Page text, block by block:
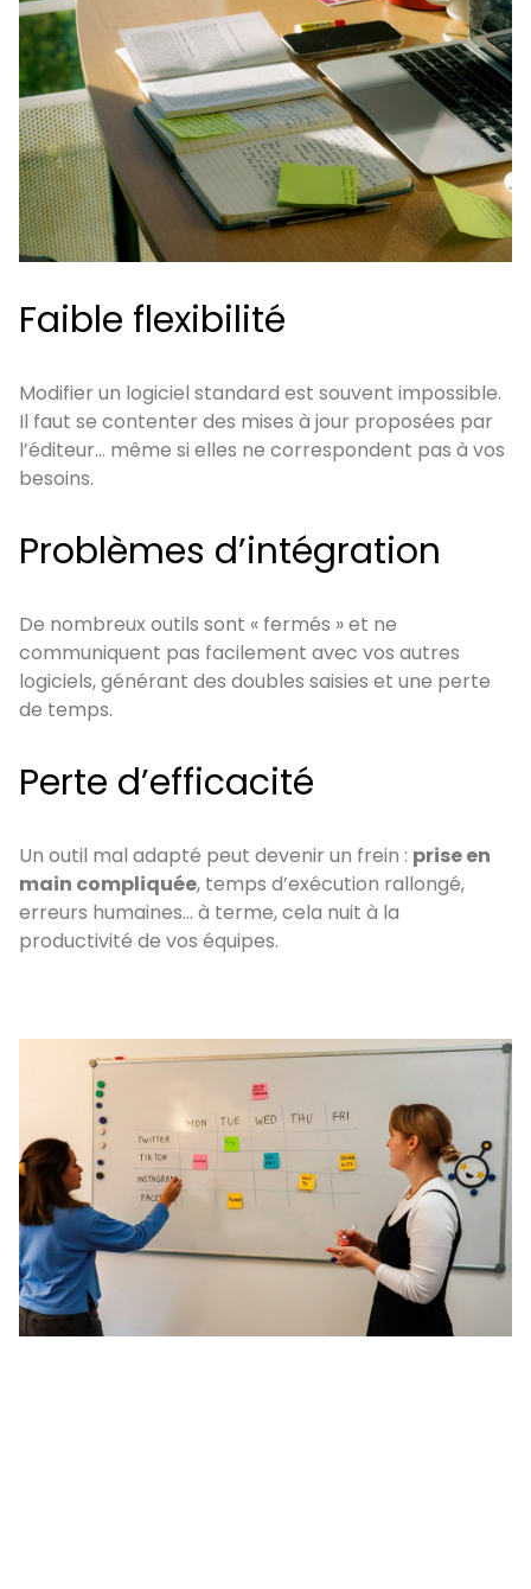
Faible flexibilité
Modifier un logiciel standard est souvent impossible.
Il faut se contenter des mises à jour proposées par
l’éditeur… même si elles ne correspondent pas à vos
besoins.
Problèmes d’intégration
De nombreux outils sont « fermés » et ne
communiquent pas facilement avec vos autres
logiciels, générant des doubles saisies et une perte
de temps.
Perte d’efficacité
Un outil mal adapté peut devenir un frein : prise en
main compliquée, temps d’exécution rallongé,
erreurs humaines… à terme, cela nuit à la
productivité de vos équipes.